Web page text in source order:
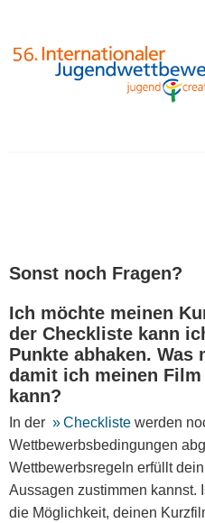
Sonst noch Fragen?
Ich möchte meinen
der Checkliste kann
Punkte abhaken. Was
damit ich meinen
kann?
In der Checkliste werden
Wettbewerbsbedingungen
Wettbewerbsregeln erfüllt
Aussagen zustimmen kannst.
die Möglichkeit, deinen